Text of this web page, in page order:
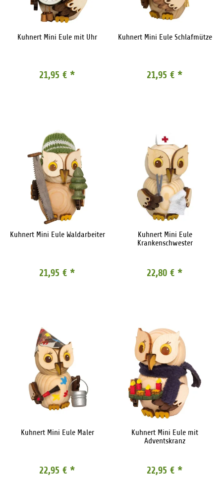
Kuhnert Mini Eule mit Uhr
21,95 € *
Kuhnert Mini Eule Schlafmütze
21,95 € *
Kuhnert Mini Eule Waldarbeiter
21,95 € *
Kuhnert Mini Eule
Krankenschwester
22,80 € *
Kuhnert Mini Eule Maler
22,95 € *
Kuhnert Mini Eule mit
Adventskranz
22,95 € *